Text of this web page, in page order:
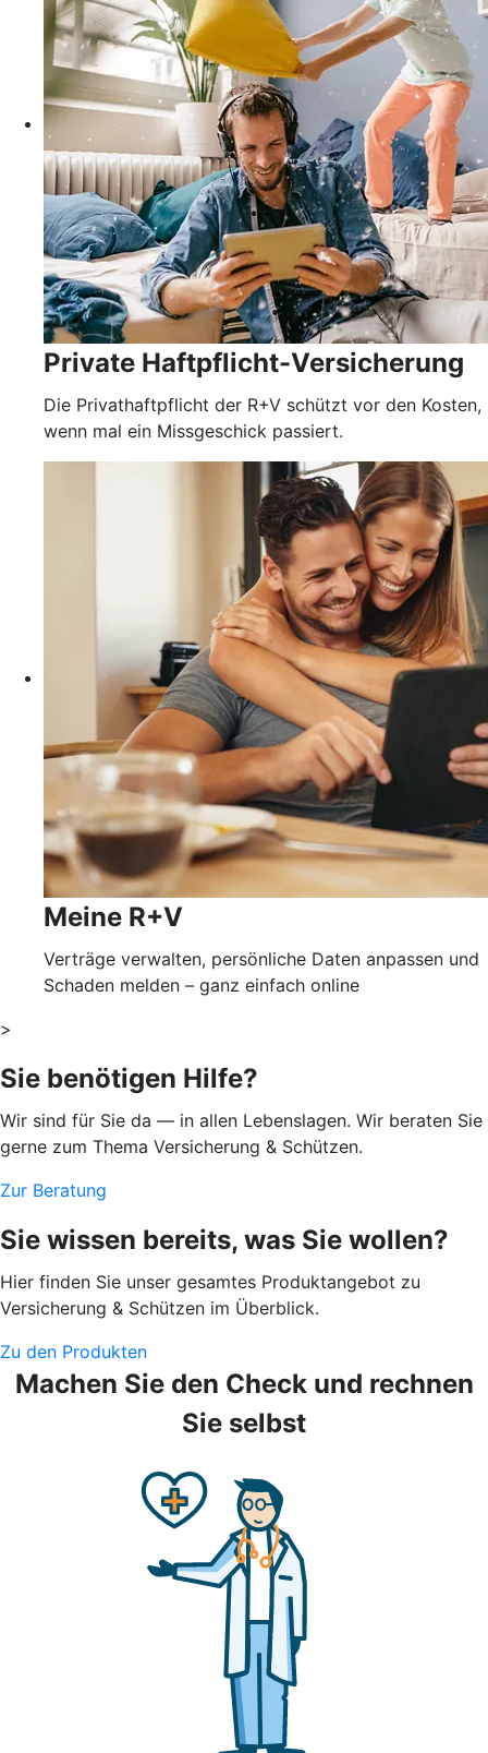
Private Haftpflicht-Versicherung
Die Privathaftpflicht der R+V schützt vor den Kosten,
wenn mal ein Missgeschick passiert.
Meine R+V
Verträge verwalten, persönliche Daten anpassen und
Schaden melden – ganz einfach online
>
Sie benötigen Hilfe?
Wir sind für Sie da — in allen Lebenslagen. Wir beraten Sie
gerne zum Thema Versicherung & Schützen.
Zur Beratung
Sie wissen bereits, was Sie wollen?
Hier finden Sie unser gesamtes Produktangebot zu
Versicherung & Schützen im Überblick.
Zu den Produkten
Machen Sie den Check und rechnen
Sie selbst